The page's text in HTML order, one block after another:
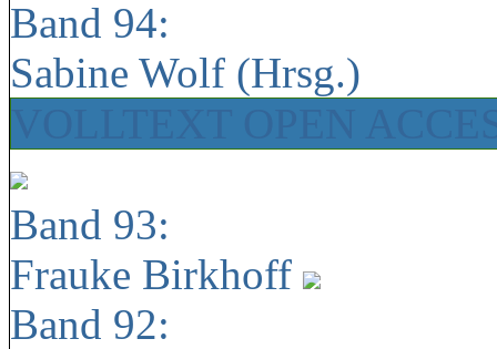
Band 94:
Sabine Wolf (Hrsg.)
Band 93:
Frauke Birkhoff
Band 92: